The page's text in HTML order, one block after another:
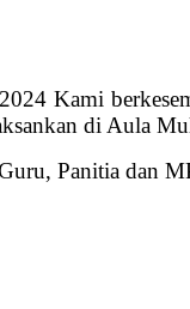
Kami
di Aula
Panitia dan